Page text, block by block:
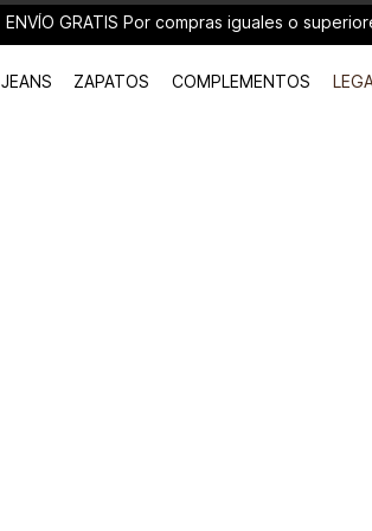
ENVÍO GRATIS Por compras iguales o
JEANS ZAPATOS COMPLEMENTOS